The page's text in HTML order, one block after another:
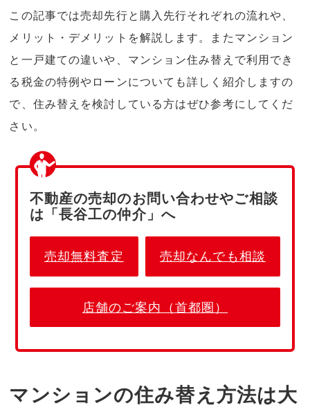
この記事では売却先行と購入先行それぞれの流れや、
メリット・デメリットを解説します。またマンション
と一戸建ての違いや、マンション住み替えで利用でき
る税金の特例やローンについても詳しく紹介しますの
で、住み替えを検討している方はぜひ参考にしてくだ
さい。
不動産の売却のお問い合わせやご相談
は「長谷工の仲介」へ
売却無料査定 売却なんでも相談
店舗のご案内（首都圏）
マンションの住み替え方法は大